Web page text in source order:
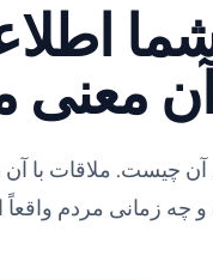
چیست. ملاقات با